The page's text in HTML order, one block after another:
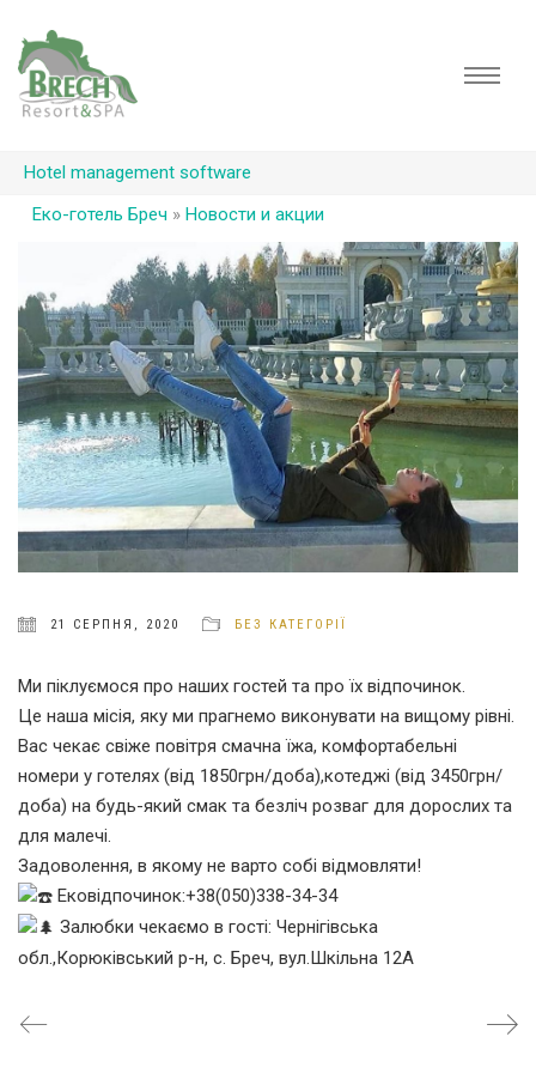
Hotel management software
Еко-готель Бреч » Новости и акции
21 СЕРПНЯ, 2020 БЕЗ КАТЕГОРІЇ
Ми піклуємося про наших гостей та про їх відпочинок.
Це наша місія, яку ми прагнемо виконувати на вищому рівні.
Вас чекає свіже повітря смачна їжа, комфортабельні
номери у готелях (від 1850грн/доба),котеджі (від 3450грн/
доба) на будь-який смак та безліч розваг для дорослих та
для малечі.
Задоволення, в якому не варто собі відмовляти!
Ековідпочинок:+38(050)338-34-34
Залюбки чекаємо в гості: Чернігівська
обл.,Корюківський р-н, с. Бреч, вул.Шкільна 12А